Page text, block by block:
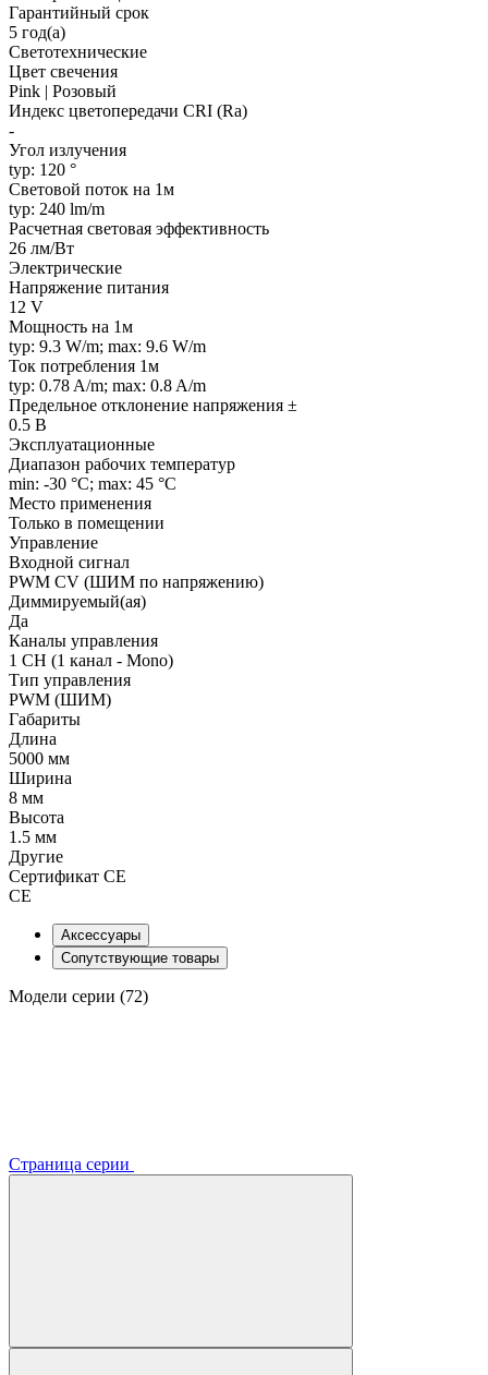
Гарантийный срок
5 год(а)
Светотехнические
Цвет свечения
Pink | Розовый
Индекс цветопередачи CRI (Ra)
-
Угол излучения
typ: 120 °
Световой поток на 1м
typ: 240 lm/m
Расчетная световая эффективность
26 лм/Вт
Электрические
Напряжение питания
12 V
Мощность на 1м
typ: 9.3 W/m; max: 9.6 W/m
Ток потребления 1м
typ: 0.78 A/m; max: 0.8 A/m
Предельное отклонение напряжения ±
0.5 В
Эксплуатационные
Диапазон рабочих температур
min: -30 °C; max: 45 °C
Место применения
Только в помещении
Управление
Входной сигнал
PWM СV (ШИМ по напряжению)
Диммируемый(ая)
Да
Каналы управления
1 CH (1 канал - Mono)
Тип управления
PWM (ШИМ)
Габариты
Длина
5000 мм
Ширина
8 мм
Высота
1.5 мм
Другие
Сертификат CE
CE
Аксессуары
Сопутствующие товары
Модели серии (72)
Страница серии